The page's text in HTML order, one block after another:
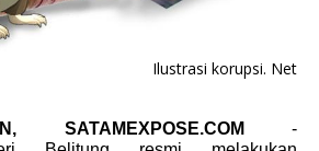
Ilustrasi korupsi. Net
SATAMEXPOSE.COM -